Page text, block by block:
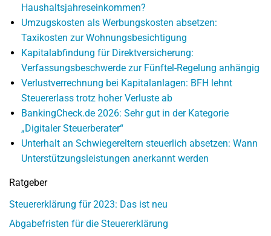
Haushaltsjahreseinkommen?
Umzugskosten als Werbungskosten absetzen:
Taxikosten zur Wohnungsbesichtigung
Kapitalabfindung für Direktversicherung:
Verfassungsbeschwerde zur Fünftel-Regelung anhängig
Verlustverrechnung bei Kapitalanlagen: BFH lehnt
Steuererlass trotz hoher Verluste ab
BankingCheck.de 2026: Sehr gut in der Kategorie
„Digitaler Steuerberater“
Unterhalt an Schwiegereltern steuerlich absetzen: Wann
Unterstützungsleistungen anerkannt werden
Ratgeber
Steuererklärung für 2023: Das ist neu
Abgabefristen für die Steuererklärung